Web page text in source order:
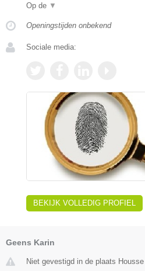
Op de ▼
Openingstijden onbekend
Sociale media:
BEKIJK VOLLEDIG PROFIEL
Geens Karin
Niet gevestigd in de plaats